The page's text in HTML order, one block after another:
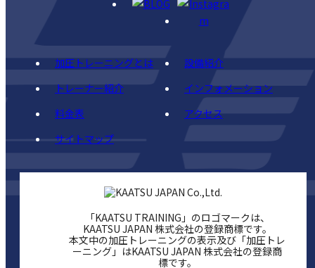
加圧トレーニングとは
設備紹介
トレーナー紹介
インフォメーション
料金表
アクセス
サイトマップ
「KAATSU TRAINING」のロゴマークは、
KAATSU JAPAN 株式会社の登録商標です。
本文中の加圧トレーニングの表示及び「加圧トレ
ーニング」はKAATSU JAPAN 株式会社の登録商
標です。